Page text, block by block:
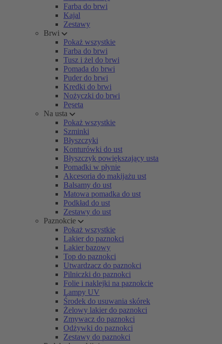
Farba do brwi
Kajal
Zestawy
Brwi
Pokaż wszystkie
Farba do brwi
Tusz i żel do brwi
Pomada do brwi
Puder do brwi
Kredki do brwi
Nożyczki do brwi
Pęseta
Na usta
Pokaż wszystkie
Szminki
Błyszczyki
Konturówki do ust
Błyszczyk powiększający usta
Pomadki w płynie
Akcesoria do makijażu ust
Balsamy do ust
Matowa pomadka do ust
Podkład do ust
Zestawy do ust
Paznokcie
Pokaż wszystkie
Lakier do paznokci
Lakier bazowy
Top do paznokci
Utwardzacz do paznokci
Pilniczki do paznokci
Folie i naklejki na paznokcie
Lampy UV
Środek do usuwania skórek
Żelowy lakier do paznokci
Zmywacz do paznokci
Odżywki do paznokci
Zestawy do paznokci